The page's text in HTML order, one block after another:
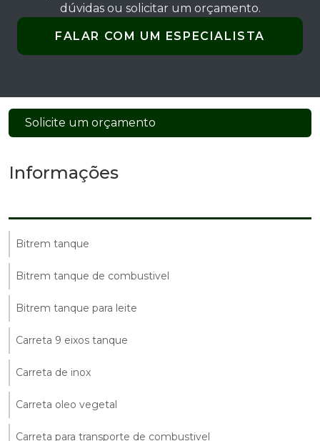
dúvidas ou solicitar um orçamento.
FALAR COM UM ESPECIALISTA
Solicite um orçamento
Informações
Bitrem tanque
Bitrem tanque de combustivel
Bitrem tanque para leite
Carreta 9 eixos tanque
Carreta de inox
Carreta oleo vegetal
Carreta para transporte de combustivel